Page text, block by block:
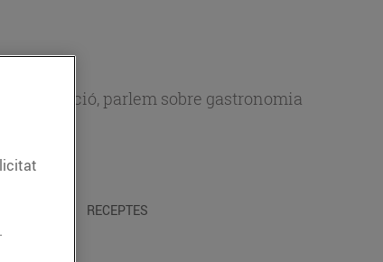
parlem sobre gastronomia
RECEPTES